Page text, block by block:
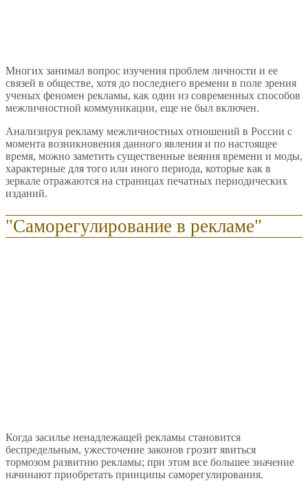
Многих занимал вопрос изучения проблем личности и ее
связей в обществе, хотя до последнего времени в поле зрения
ученых феномен рекламы, как один из современных способов
межличностной коммуникации, еще не был включен.
Анализируя рекламу межличностных отношений в России с
момента возникновения данного явления и по настоящее
время, можно заметить существенные веяния времени и моды,
характерные для того или иного периода, которые как в
зеркале отражаются на страницах печатных периодических
изданий.
"Саморегулирование в рекламе"
Когда засилье ненадлежащей рекламы становится
беспредельным, ужесточение законов грозит явиться
тормозом развитию рекламы; при этом все большее значение
начинают приобретать принципы саморегулирования.